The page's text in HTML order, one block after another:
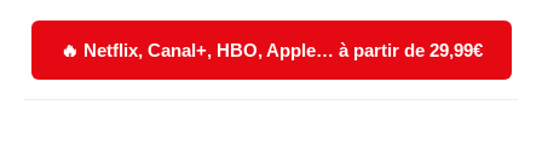
🔥 Netflix, Canal+, HBO, Apple… à partir de 29,99€